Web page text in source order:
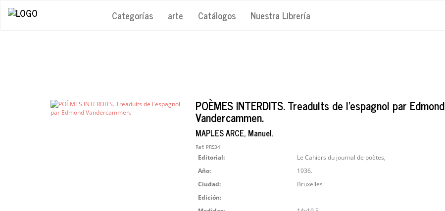
Categorías arte Catálogos Nuestra Librería
POÈMES INTERDITS. Treaduits de l'espagnol par Edmond
Vandercammen.
MAPLES ARCE, Manuel.
Ref: PRS34
Editorial:
Le Cahiers du journal de poètes,
Año:
1936.
Ciudad:
Bruxelles
Edición: